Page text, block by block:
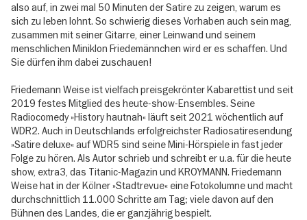
also auf, in zwei mal 50 Minuten der Satire zu zeigen, warum es
sich zu leben lohnt. So schwierig dieses Vorhaben auch sein mag,
zusammen mit seiner Gitarre, einer Leinwand und seinem
menschlichen Miniklon Friedemännchen wird er es schaffen. Und
Sie dürfen ihm dabei zuschauen!
Friedemann Weise ist vielfach preisgekrönter Kabarettist und seit
2019 festes Mitglied des heute-show-Ensembles. Seine
Radiocomedy »History hautnah« läuft seit 2021 wöchentlich auf
WDR2. Auch in Deutschlands erfolgreichster Radiosatiresendung
»Satire deluxe« auf WDR5 sind seine Mini-Hörspiele in fast jeder
Folge zu hören. Als Autor schrieb und schreibt er u.a. für die heute
show, extra3, das Titanic-Magazin und KROYMANN. Friedemann
Weise hat in der Kölner »Stadtrevue« eine Fotokolumne und macht
durchschnittlich 11.000 Schritte am Tag; viele davon auf den
Bühnen des Landes, die er ganzjährig bespielt.